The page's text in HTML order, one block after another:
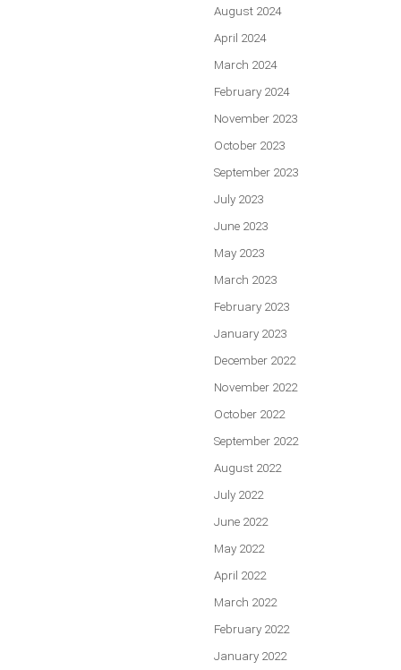
August 2024
April 2024
March 2024
February 2024
November 2023
October 2023
September 2023
July 2023
June 2023
May 2023
March 2023
February 2023
January 2023
December 2022
November 2022
October 2022
September 2022
August 2022
July 2022
June 2022
May 2022
April 2022
March 2022
February 2022
January 2022